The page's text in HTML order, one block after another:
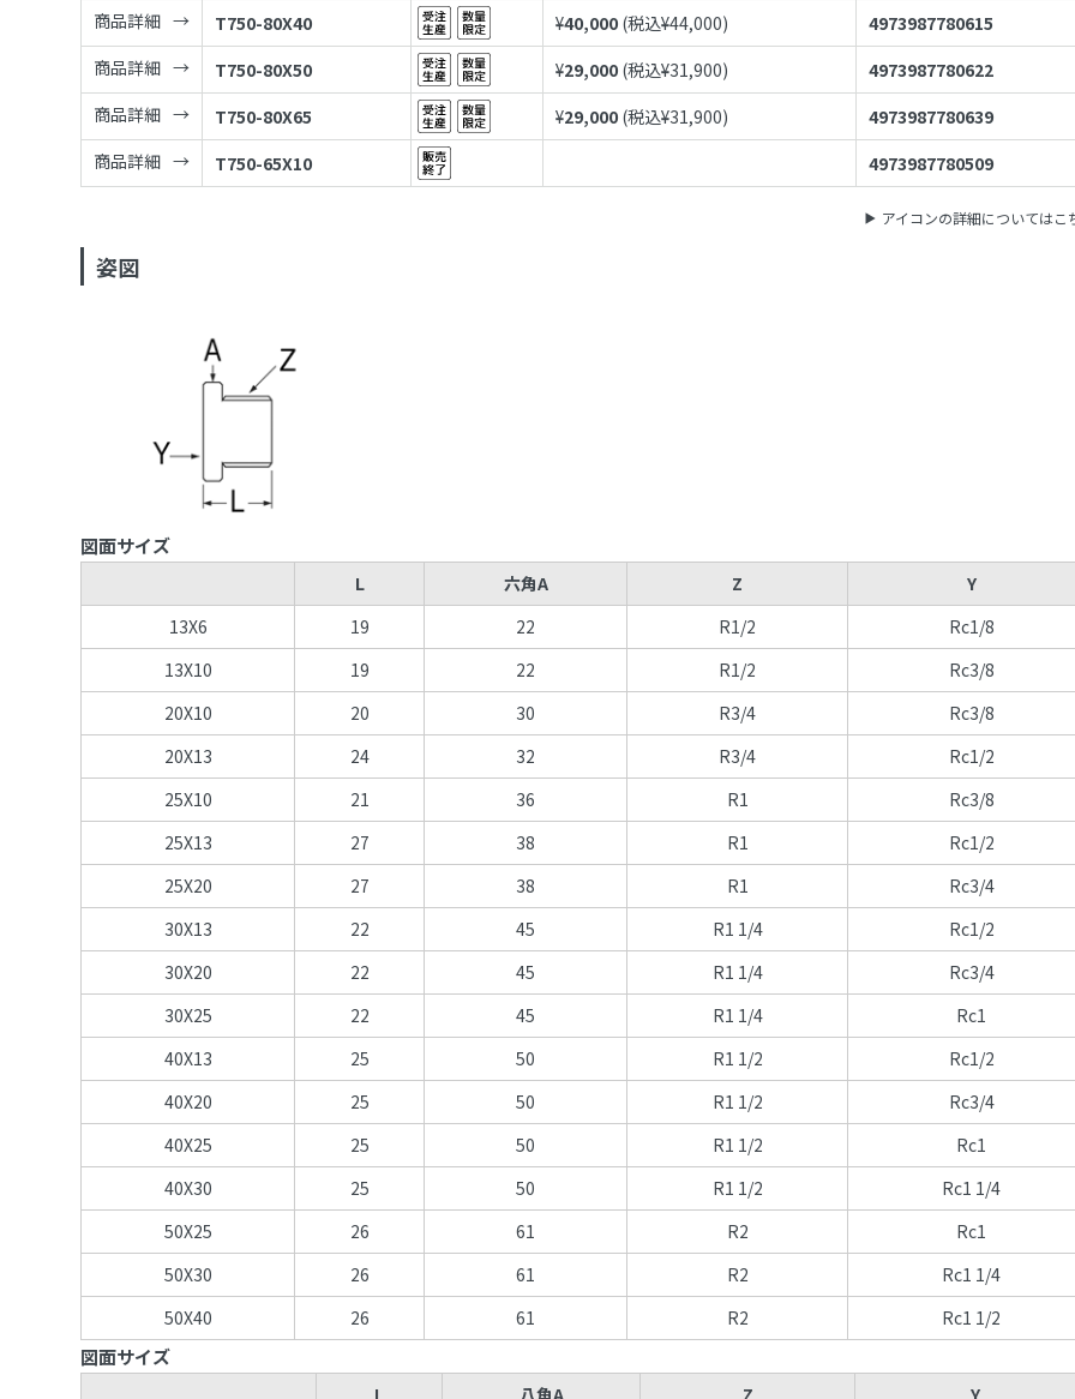
商品詳細
T750-80X40 ¥40,000 (税込¥44,000)
4973987780615
商品詳細
T750-80X50 ¥29,000 (税込¥31,900)
4973987780622
商品詳細
T750-80X65 ¥29,000 (税込¥31,900)
4973987780639
商品詳細
T750-65X10 4973987780509
アイコンの詳細についてはこ
姿図
図面サイズ
L 六角A Z
Y
13X6
19 22 R1/2
Rc1/8
13X10
19 22 R1/2
Rc3/8
20X10
20 30 R3/4
Rc3/8
20X13
24 32 R3/4
Rc1/2
25X10
21 36 R1
Rc3/8
25X13
27 38 R1
Rc1/2
25X20
27 38 R1
Rc3/4
30X13
22 45 R1 1/4
Rc1/2
30X20
22 45 R1 1/4
Rc3/4
30X25
22 45 R1 1/4
Rc1
40X13
25 50 R1 1/2
Rc1/2
40X20
25 50 R1 1/2
Rc3/4
40X25
25 50 R1 1/2
Rc1
40X30
25 50 R1 1/2
Rc1 1/4
50X25
26 61 R2
Rc1
50X30
26 61 R2
Rc1 1/4
50X40
26 61 R2 Rc1 1/2
図面サイズ